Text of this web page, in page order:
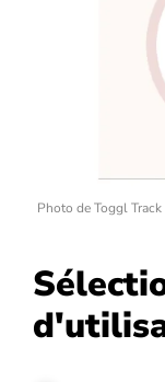
Photo de Toggl Track